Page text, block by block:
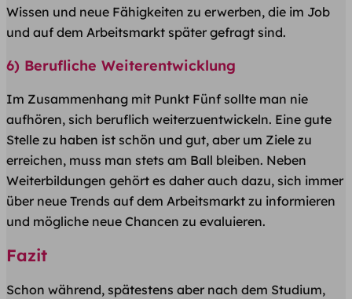
Wissen und neue Fähigkeiten zu erwerben, die im Job
und auf dem Arbeitsmarkt später gefragt sind.
6) Berufliche Weiterentwicklung
Im Zusammenhang mit Punkt Fünf sollte man nie
aufhören, sich beruflich weiterzuentwickeln. Eine gute
Stelle zu haben ist schön und gut, aber um Ziele zu
erreichen, muss man stets am Ball bleiben. Neben
Weiterbildungen gehört es daher auch dazu, sich immer
über neue Trends auf dem Arbeitsmarkt zu informieren
und mögliche neue Chancen zu evaluieren.
Fazit
Schon während, spätestens aber nach dem Studium,